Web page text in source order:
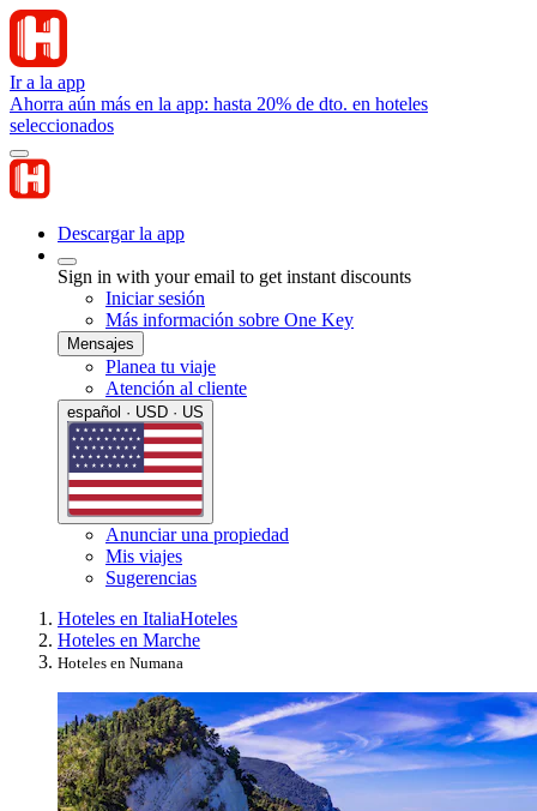
Ir a la app
Ahorra aún más en la app: hasta 20% de dto. en hoteles
seleccionados
Descargar la app
Sign in with your email to get instant discounts
Iniciar sesión
Más información sobre One Key
Mensajes
Planea tu viaje
Atención al cliente
español · USD · US
Anunciar una propiedad
Mis viajes
Sugerencias
Hoteles en ItaliaHoteles
Hoteles en Marche
Hoteles en Numana